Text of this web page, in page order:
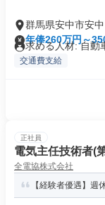
群馬県安中市安中
年俸260万円～
求める人材: 自動
交通費支給
正社員
電気主任技術者(
全電協株式会社
【経験者優遇】